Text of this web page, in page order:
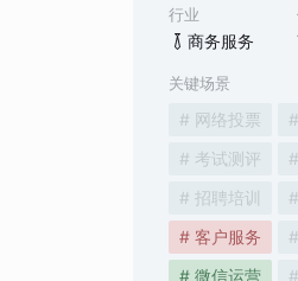
行业
商务服务
关键场景
# 网络投票
# 考试测评
# 招聘培训
# 客户服务
# 微信运营